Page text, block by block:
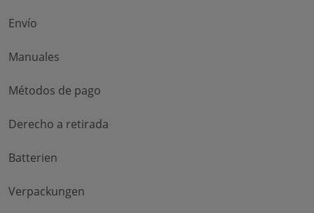
Envío
Manuales
Métodos de pago
Derecho a retirada
Batterien
Verpackungen